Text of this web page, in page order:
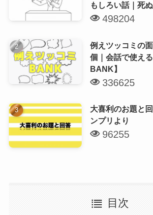
もしろい話｜死
498204
例えツッコミの
個｜会話で使え
BANK】
336625
大喜利のお題と
ンプリより
96255
目次